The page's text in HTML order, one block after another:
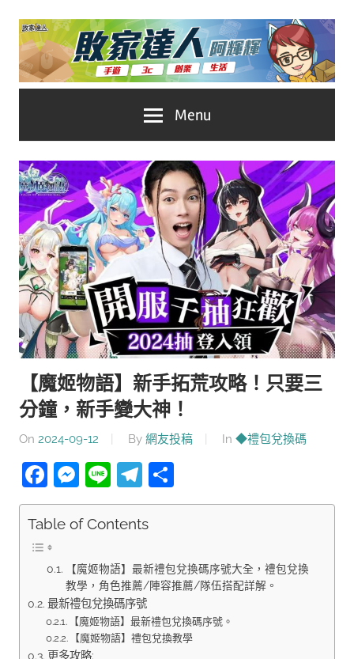
Skip
content
家
達
人
推
薦
No.1
遊
戲
科
技
自
媒
體。
Menu
【魔姬物語】新手拓荒攻略！只要三
分鐘，新手變大神！
On 2024-09-12 By 網友投稿 In ◆禮包兌換碼
Facebook
Messenger
LineTelegram
享
Table of Contents
【魔姬物語】最新禮包兌換碼序號大全，禮包兌換
教學，角色推薦/陣容推薦/隊伍搭配詳解。
最新禮包兌換碼序號
【魔姬物語】最新禮包兌換碼序號。
【魔姬物語】禮包兌換教學
更多攻略: